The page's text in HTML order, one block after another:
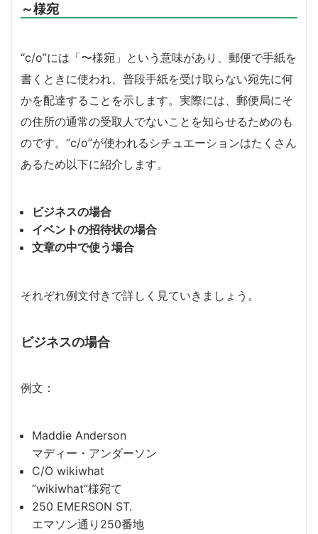
～様宛
“c/o”には「〜様宛」という意味があり、郵便で手紙を
書くときに使われ、普段手紙を受け取らない宛先に何
かを配達することを示します。実際には、郵便局にそ
の住所の通常の受取人でないことを知らせるためのも
のです。“c/o”が使われるシチュエーションはたくさん
あるため以下に紹介します。
ビジネスの場合
イベントの招待状の場合
文章の中で使う場合
それぞれ例文付きで詳しく見ていきましょう。
ビジネスの場合
例文：
Maddie Anderson
マディー・アンダーソン
C/O wikiwhat
”wikiwhat”様宛て
250 EMERSON ST.
エマソン通り250番地